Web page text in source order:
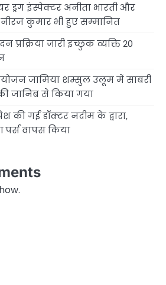
ड्रग इंस्पेक्टर अनीता भारती और
कुमार भी हुए सम्मानित
जारी इच्छुक व्यक्ति 20
जामिया शम्सुल उलूम में साबरी
जानिब से किया गया
की गई डॉक्टर नदीम के द्वारा,
वापस किया